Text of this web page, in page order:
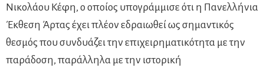
Νικολάου Κέφη, ο οποίος υπογράμμισε ότι η Πανελλήνια
Έκθεση Άρτας έχει πλέον εδραιωθεί ως σημαντικός
θεσμός που συνδυάζει την επιχειρηματικότητα με την
παράδοση, παράλληλα με την ιστορική